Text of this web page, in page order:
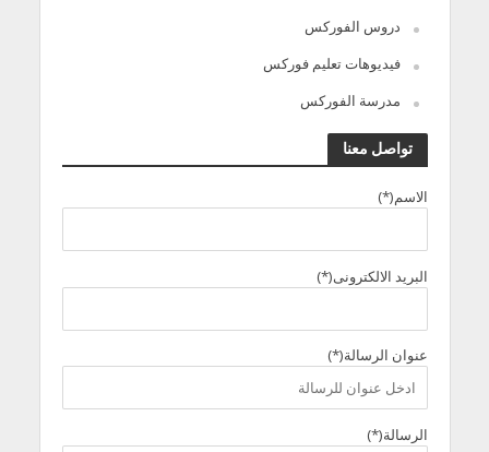
دروس الفوركس
فيديوهات تعليم فوركس
مدرسة الفوركس
تواصل معنا
الاسم(*)
البريد الالكترونى(*)
عنوان الرسالة(*)
الرسالة(*)